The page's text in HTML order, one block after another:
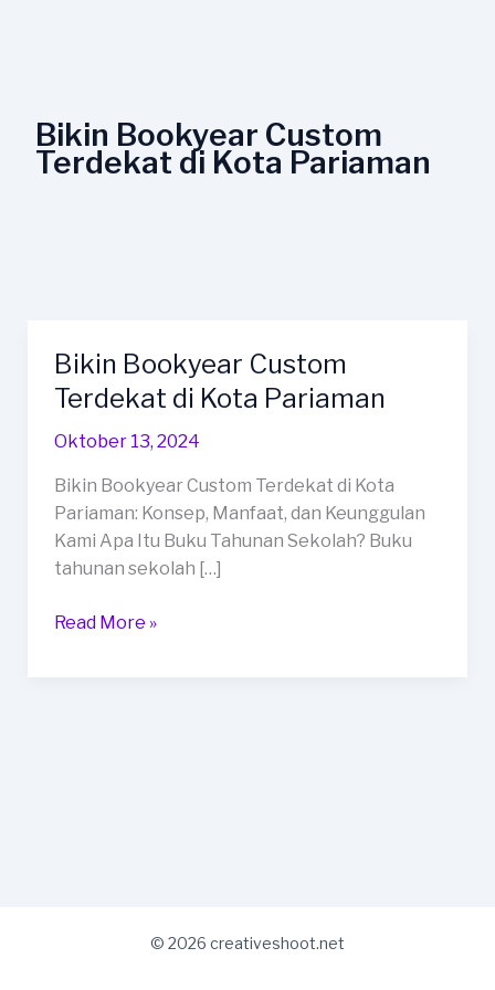
Bikin Bookyear Custom
Terdekat di Kota Pariaman
Bikin Bookyear Custom
Terdekat di Kota Pariaman
Oktober 13, 2024
Bikin Bookyear Custom Terdekat di Kota
Pariaman: Konsep, Manfaat, dan Keunggulan
Kami Apa Itu Buku Tahunan Sekolah? Buku
tahunan sekolah […]
Bikin
Bookyear
Custom
Terdekat
Kota
Pariaman
Read More »
© 2026 creativeshoot.net